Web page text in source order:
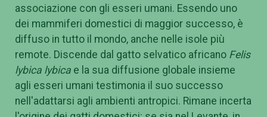
associazione con gli esseri umani. Essendo uno
dei mammiferi domestici di maggior successo, è
diffuso in tutto il mondo, anche nelle isole più
remote. Discende dal gatto selvatico africano Felis
lybica lybica e la sua diffusione globale insieme
agli esseri umani testimonia il suo successo
nell'adattarsi agli ambienti antropici. Rimane incerta